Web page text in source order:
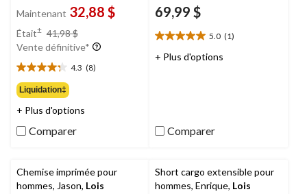
Maintenant 32,88 $
Était± 41,98 $
était
Vente définitive*
4.3 (8)
4.3
étoile(s)
sur
5.
8
évaluations
Liquidation‡
+ Plus d'options
Comparer
69,99 $
5.0 (1)
5.0
étoile(s)
+ Plus d'options
Comparer
Chemise imprimée pour
hommes, Jason, Lois
Short cargo extensible pour
hommes, Enrique, Lois